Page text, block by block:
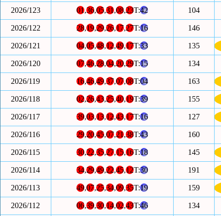
2026/123 01,36,05,31,08,23T:42 104
2026/122 28,19,29,26,17,27T:16 146
2026/121 04,05,48,12,49,17T:33 135
2026/120 07,46,28,04,20,29T:15 134
2026/119 16,46,49,37,07,08T:04 163
2026/118 02,26,43,25,40,19T:39 155
2026/117 39,03,13,12,43,17T:16 127
2026/116 29,20,45,07,21,38T:43 160
2026/115 30,22,35,27,15,16T:18 145
2026/114 34,29,49,22,45,12T:30 191
2026/113 49,07,25,34,09,35T:19 159
2026/112 06,39,30,14,02,43T:46 134